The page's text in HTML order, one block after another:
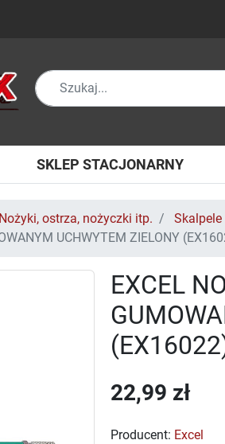
SKLEP STACJONARNY
Nożyki, ostrza, nożyczki itp.
Skalpele
UCHWYTEM ZIELONY
EXCEL
22,99 zł
Producent: Excel